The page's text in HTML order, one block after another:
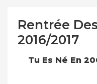
Rentrée
2016/2017
Tu Es Né En